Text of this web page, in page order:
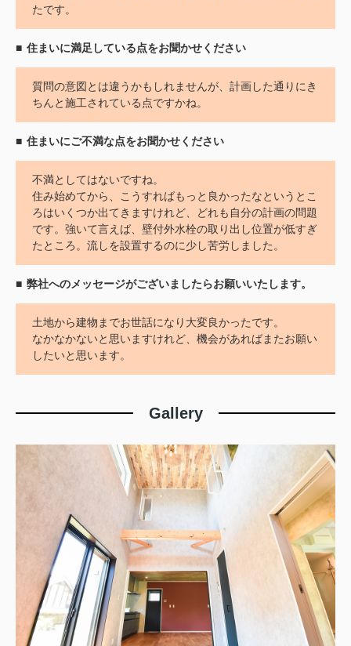
たです。
住まいに満足している点をお聞かせください
質問の意図とは違うかもしれませんが、計画した通りにき
ちんと施工されている点ですかね。
住まいにご不満な点をお聞かせください
不満としてはないですね。
住み始めてから、こうすればもっと良かったなというとこ
ろはいくつか出てきますけれど、どれも自分の計画の問題
です。強いて言えば、壁付外水栓の取り出し位置が低すぎ
たところ。流しを設置するのに少し苦労しました。
弊社へのメッセージがございましたらお願いいたします。
土地から建物までお世話になり大変良かったです。
なかなかないと思いますけれど、機会があればまたお願い
したいと思います。
Gallery